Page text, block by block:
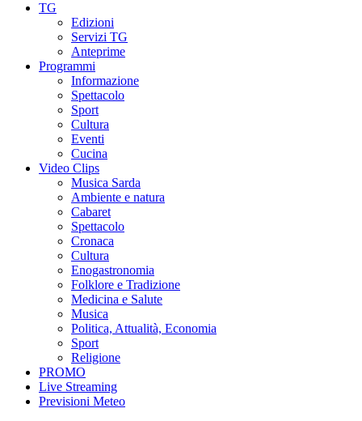
TG
Edizioni
Servizi TG
Anteprime
Programmi
Informazione
Spettacolo
Sport
Cultura
Eventi
Cucina
Video Clips
Musica Sarda
Ambiente e natura
Cabaret
Spettacolo
Cronaca
Cultura
Enogastronomia
Folklore e Tradizione
Medicina e Salute
Musica
Politica, Attualità, Economia
Sport
Religione
PROMO
Live Streaming
Previsioni Meteo